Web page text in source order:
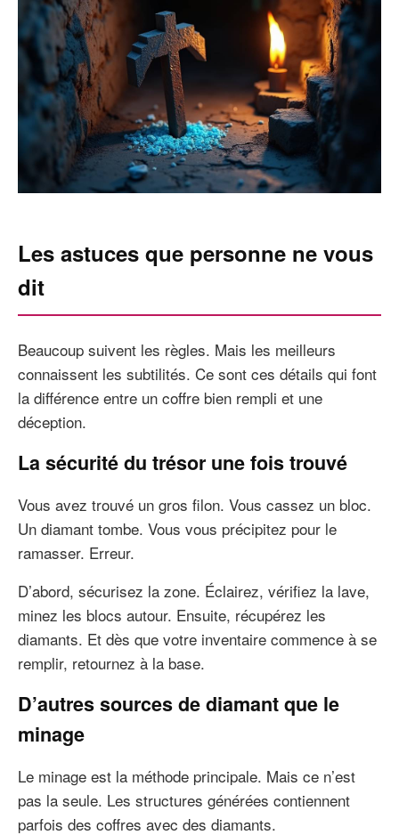
Les astuces que personne ne vous
dit
Beaucoup suivent les règles. Mais les meilleurs
connaissent les subtilités. Ce sont ces détails qui font
la différence entre un coffre bien rempli et une
déception.
La sécurité du trésor une fois trouvé
Vous avez trouvé un gros filon. Vous cassez un bloc.
Un diamant tombe. Vous vous précipitez pour le
ramasser. Erreur.
D’abord, sécurisez la zone. Éclairez, vérifiez la lave,
minez les blocs autour. Ensuite, récupérez les
diamants. Et dès que votre inventaire commence à se
remplir, retournez à la base.
D’autres sources de diamant que le
minage
Le minage est la méthode principale. Mais ce n’est
pas la seule. Les structures générées contiennent
parfois des coffres avec des diamants.